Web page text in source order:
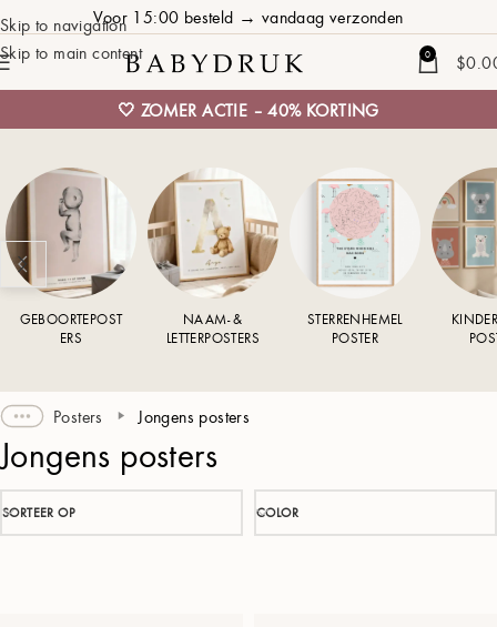
Skip to navigation
Skip to main content
Voor 15:00 besteld → vandaag verzonden
0 $
🤍 ZOMER ACTIE – 40% KORTING
GEBOORTEPOST
ERS
NAAM- &
LETTERPOSTERS
STERRENHEMEL
POSTER
Posters Jongens posters
Jongens posters
SORTEER OP COLOR